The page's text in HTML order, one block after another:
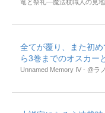
竜と祭礼―魔法杖職人の見
全てが覆り、また初
ら3巻までのオスカー
Unnamed Memory IV - @ラ